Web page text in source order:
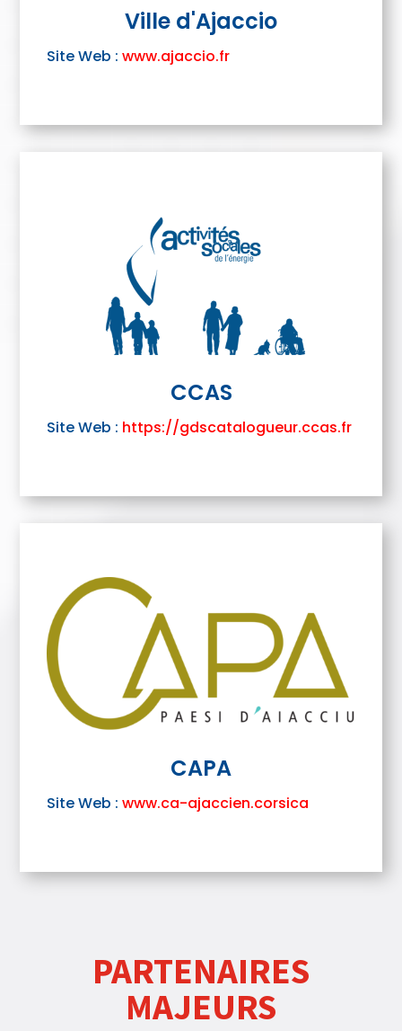
Ville d'Ajaccio
Site Web :www.ajaccio.fr
CCAS
Site Web : https://gdscatalogueur.ccas.fr
CAPA
Site Web :www.ca-ajaccien.corsica
PARTENAIRES
MAJEURS